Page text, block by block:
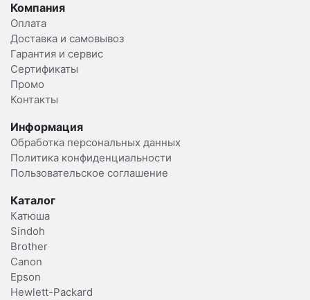
Компания
Оплата
Доставка и самовывоз
Гарантия и сервис
Сертификаты
Промо
Контакты
Информация
Обработка персональных данных
Политика конфиденциальности
Пользовательское соглашение
Каталог
Катюша
Sindoh
Brother
Canon
Epson
Hewlett-Packard